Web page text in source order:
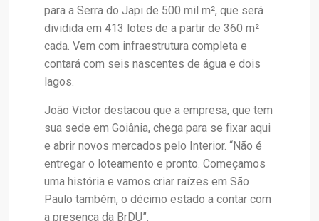
para a Serra do Japi de 500 mil m², que será
dividida em 413 lotes de a partir de 360 m²
cada. Vem com infraestrutura completa e
contará com seis nascentes de água e dois
lagos.
João Victor destacou que a empresa, que tem
sua sede em Goiânia, chega para se fixar aqui
e abrir novos mercados pelo Interior. “Não é
entregar o loteamento e pronto. Começamos
uma história e vamos criar raízes em São
Paulo também, o décimo estado a contar com
a presença da BrDU”.